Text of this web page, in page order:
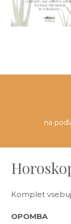
na
Komplet
OPOMBA